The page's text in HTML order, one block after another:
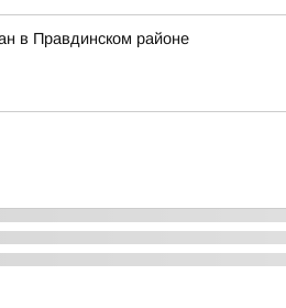
в Правдинском районе